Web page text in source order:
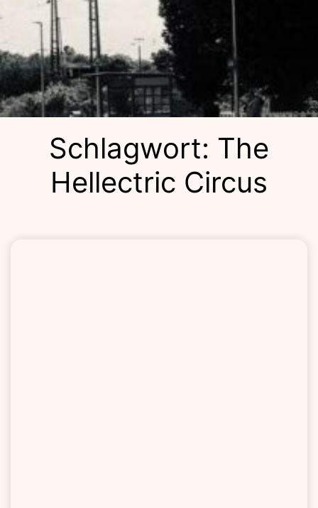
Schlagwort: The
Hellectric Circus